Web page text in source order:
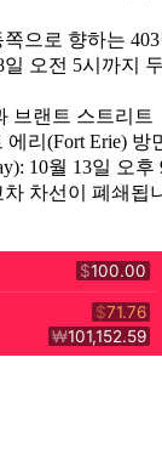
쪽으로 향하는
일 오전 5시까지
브랜트 스트리트
에리(Fort Erie) 방
10월 13일 오후
차선이 폐쇄됩